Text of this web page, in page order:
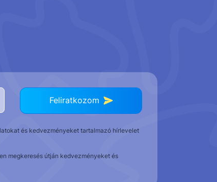
Feliratkozom
és kedvezményeket tartalmazó hírlevelet
megkeresés útján kedvezményeket és